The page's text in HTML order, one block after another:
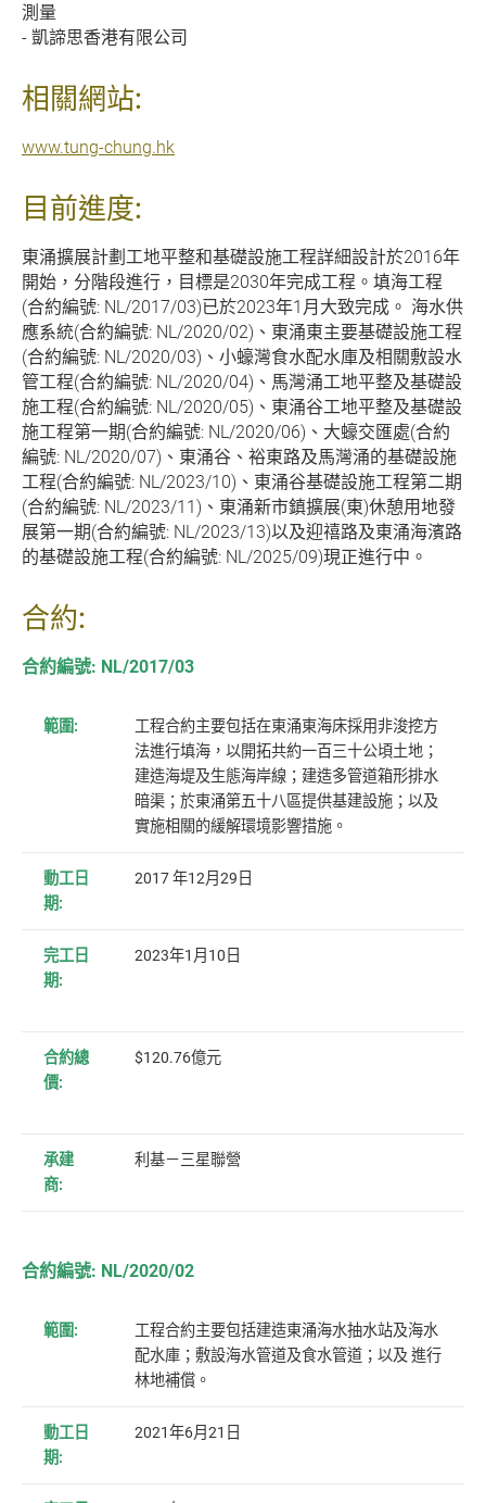
測量
- 凱諦思香港有限公司
相關網站:
www.tung-chung.hk
目前進度:
東涌擴展計劃工地平整和基礎設施工程詳細設計於2016年
開始，分階段進行，目標是2030年完成工程。填海工程
(合約編號: NL/2017/03)已於2023年1月大致完成。 海水供
應系統(合約編號: NL/2020/02)、東涌東主要基礎設施工程
(合約編號: NL/2020/03)、小蠔灣食水配水庫及相關敷設水
管工程(合約編號: NL/2020/04)、馬灣涌工地平整及基礎設
施工程(合約編號: NL/2020/05)、東涌谷工地平整及基礎設
施工程第一期(合約編號: NL/2020/06)、大蠔交匯處(合約
編號: NL/2020/07)、 東涌谷、裕東路及馬灣涌的基礎設施
工程(合約編號: NL/2023/10)、東涌谷基礎設施工程第二期
(合約編號: NL/2023/11)、東涌新市鎮擴展(東)休憩用地發
展第一期(合約編號: NL/2023/13)以及迎禧路及東涌海濱路
的基礎設施工程(合約編號: NL/2025/09)現正進行中。
合約:
合約編號: NL/2017/03
範圍:
工程合約主要包括在東涌東海床採用非浚挖方
法進行填海，以開拓共約一百三十公頃土地；
建造海堤及生態海岸線；建造多管道箱形排水
暗渠；於東涌第五十八區提供基建設施；以及
實施相關的緩解環境影響措施。
動工日
期:
2017 年12月29日
完工日
期:
2023年1月10日
合約總
價:
$120.76億元
承建
商:
利基－三星聯營
合約編號: NL/2020/02
範圍:
工程合約主要包括建造東涌海水抽水站及海水
配水庫；敷設海水管道及食水管道；以及 進行
林地補償。
動工日
期:
2021年6月21日